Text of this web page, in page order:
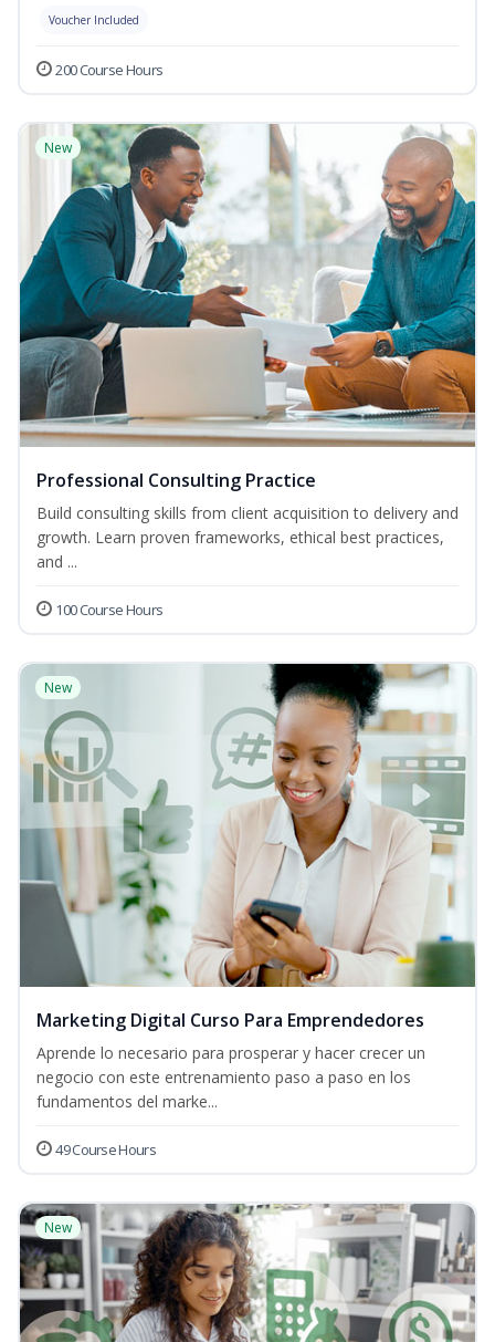
Voucher Included
200 Course Hours
New
Professional Consulting Practice
Build consulting skills from client acquisition to delivery and
growth. Learn proven frameworks, ethical best practices,
and ...
100 Course Hours
New
Marketing Digital Curso Para Emprendedores
Aprende lo necesario para prosperar y hacer crecer un
negocio con este entrenamiento paso a paso en los
fundamentos del marke...
49 Course Hours
New